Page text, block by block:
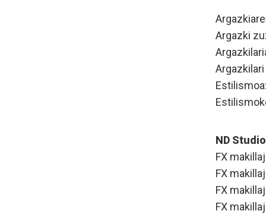
Argazki
Estilismoa:
ND
FX
FX
FX
FX